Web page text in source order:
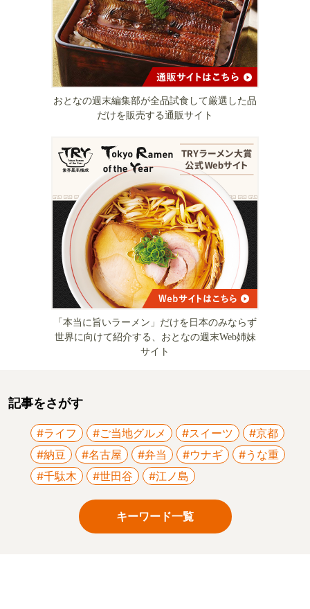
おとなの週末編集部が全品試食して厳選した品
だけを販売する通販サイト
「本当に旨いラーメン」だけを日本のみならず
世界に向けて紹介する、おとなの週末Web姉妹
サイト
記事をさがす
#ライフ #ご当地グルメ #スイーツ
#京都
#納豆
#名古屋 #弁当 #ウナギ
#うな重
#千駄木
#世田谷 #江ノ島
キーワード一覧